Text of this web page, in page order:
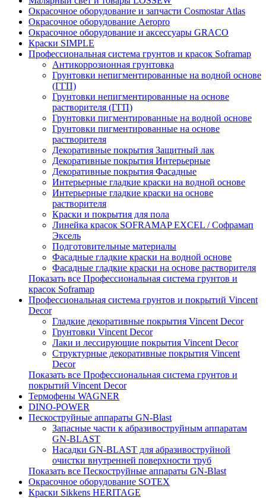
Окрасочное оборудование и запчасти Cosmostar Atlas
Окрасочное оборудование Aeropro
Окрасочное оборудование и аксессуары GRACO
Краски SIMPLE
Профессиональная система грунтов и красок Soframap
Антикоррозионная грунтовка
Грунтовки непигментированные на водной основе
(ГГП)
Грунтовки непигментированные на основе
растворителя (ГГП)
Грунтовки пигментированные на водной основе
Грунтовки пигментированные на основе
растворителя
Декоративные покрытия Защитный лак
Декоративные покрытия Интерьерные
Декоративные покрытия Фасадные
Интерьерные гладкие краски на водной основе
Интерьерные гладкие краски на основе
растворителя
Краски и покрытия для пола
Линейка красок SOFRAMAP EXCEL / Софрамап
Эксель
Подготовительные материалы
Фасадные гладкие краски на водной основе
Фасадные гладкие краски на основе растворителя
Показать все Профессиональная система грунтов и
красок Soframap
Профессиональная система грунтов и покрытий Vincent
Decor
Гладкие декоративные покрытия Vincent Decor
Грунтовки Vincent Decor
Лаки и лессирующие покрытия Vincent Decor
Структурные декоративные покрытия Vincent
Decor
Показать все Профессиональная система грунтов и
покрытий Vincent Decor
Термофены WAGNER
DINO-POWER
Пескоструйные аппараты GN-Blast
Запасные части к абразивоструйным аппаратам
GN-BLAST
Насадки GN-BLAST для абразивоструйной
очистки внутренней поверхности труб
Показать все Пескоструйные аппараты GN-Blast
Окрасочное оборудование SOTEX
Краски Sikkens HERITAGE